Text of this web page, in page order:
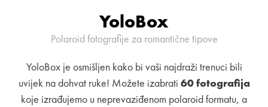
YoloBox
Polaroid fotografije za romantične tipove
YoloBox je osmišljen kako bi vaši najdraži trenuci bili
uvijek na dohvat ruke! Možete izabrati 60 fotografija
koje izrađujemo u neprevaziđenom polaroid formatu, a